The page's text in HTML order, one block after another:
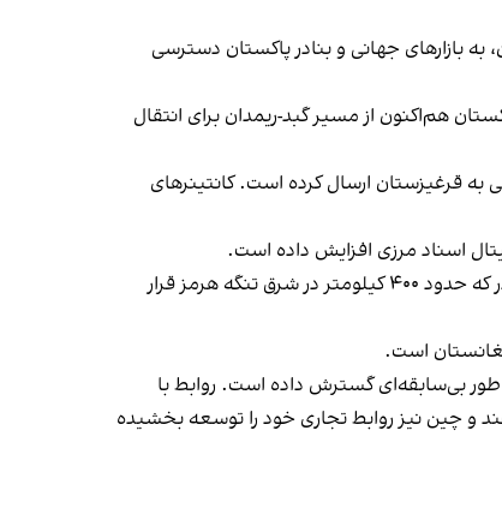
به بازارهای جهانی و بنادر پاکستان دسترسی
هم‌اکنون از مسیر گبد-ریمدان برای انتقال
قرغیزستان ارسال کرده است. کانتینرهای
اسناد مرزی افزایش داده است.
در همین حال، پاکستان در حال گسترش نقش بندر گوادر در چارچوب فاز دوم راهروی اقتصادی چین-پاکستان (CPEC) است. این بندر که حدود ۴۰۰ کیلومتر در شرق تنگه هرمز قرار
است.
طور بی‌سابقه‌ای گسترش داده است. روابط با
هند و چین نیز روابط تجاری خود را توسعه بخشیده